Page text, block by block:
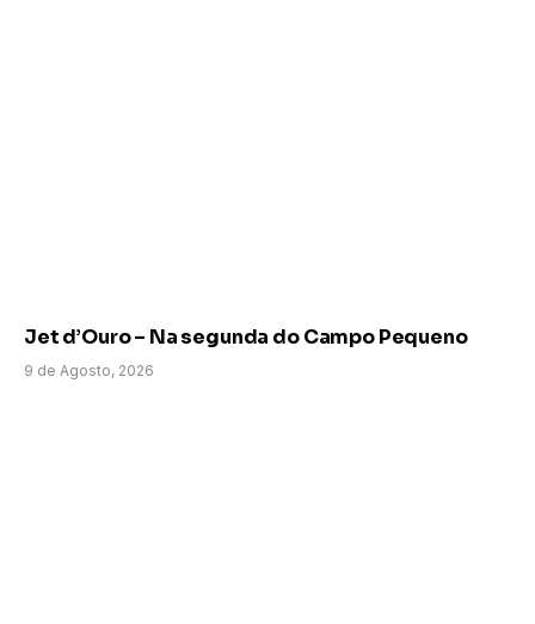
Jet d’Ouro – Na segunda do Campo Pequeno
9 de Agosto, 2026